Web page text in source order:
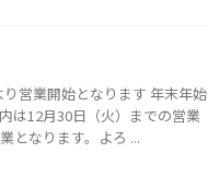
営業開始となります 年末年始
は12月30日（火）までの営業
となります。よろ ...